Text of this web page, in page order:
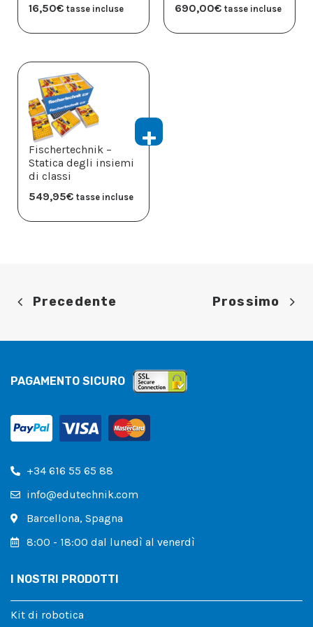
16,50€ tasse incluse
690,00€ tasse incluse
Fischertechnik –
Statica degli insiemi
di classi
549,95€ tasse incluse
Precedente Prossimo
PAGAMENTO SICURO
+34 616 55 65 88
info@edutechnik.com
Barcellona, ​​Spagna
8:00 - 18:00 dal lunedì al venerdì
I NOSTRI PRODOTTI
Kit di robotica